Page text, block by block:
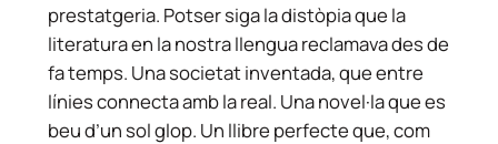
prestatgeria. Potser siga la distòpia que la
literatura en la nostra llengua reclamava des de
fa temps. Una societat inventada, que entre
línies connecta amb la real. Una novel·la que es
beu d’un sol glop. Un llibre perfecte que, com